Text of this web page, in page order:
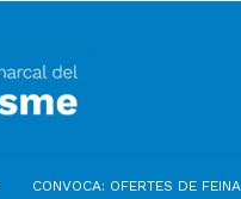
CONVOCA: OFERTES DE FEINA